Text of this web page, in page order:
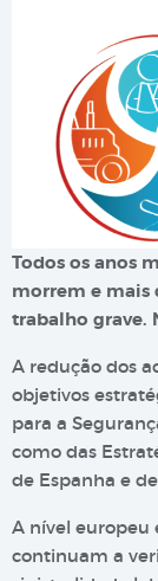
Todos os anos
morrem e mais
trabalho grave.
A redução dos
objetivos
para a
como das
de Espanha e
A nível europeu
continuam a